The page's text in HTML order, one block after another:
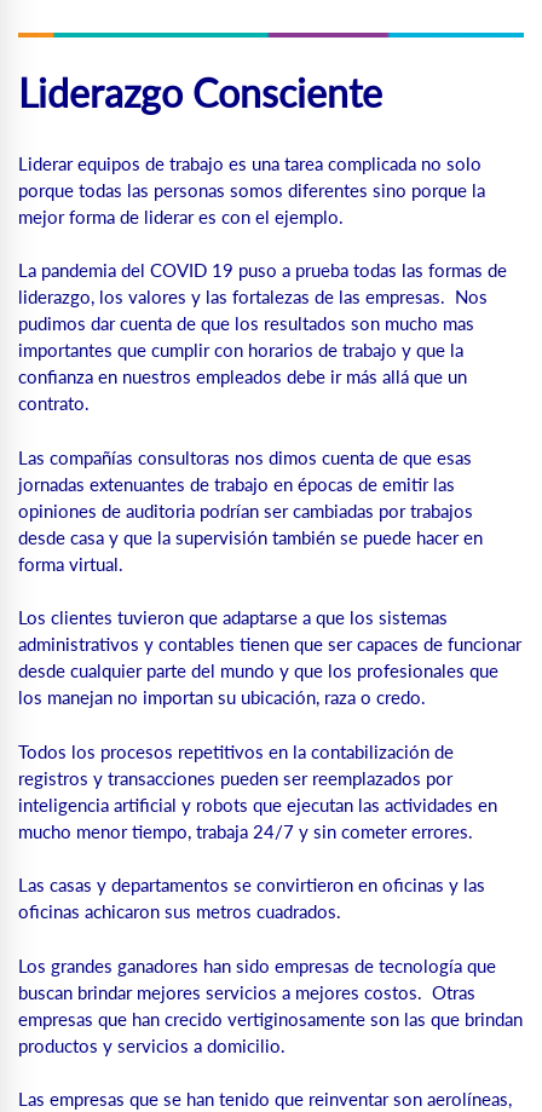
Liderazgo Consciente
Liderar equipos de trabajo es una tarea complicada no solo
porque todas las personas somos diferentes sino porque la
mejor forma de liderar es con el ejemplo.
La pandemia del COVID 19 puso a prueba todas las formas de
liderazgo, los valores y las fortalezas de las empresas. Nos
pudimos dar cuenta de que los resultados son mucho mas
importantes que cumplir con horarios de trabajo y que la
confianza en nuestros empleados debe ir más allá que un
contrato.
Las compañías consultoras nos dimos cuenta de que esas
jornadas extenuantes de trabajo en épocas de emitir las
opiniones de auditoria podrían ser cambiadas por trabajos
desde casa y que la supervisión también se puede hacer en
forma virtual.
Los clientes tuvieron que adaptarse a que los sistemas
administrativos y contables tienen que ser capaces de funcionar
desde cualquier parte del mundo y que los profesionales que
los manejan no importan su ubicación, raza o credo.
Todos los procesos repetitivos en la contabilización de
registros y transacciones pueden ser reemplazados por
inteligencia artificial y robots que ejecutan las actividades en
mucho menor tiempo, trabaja 24/7 y sin cometer errores.
Las casas y departamentos se convirtieron en oficinas y las
oficinas achicaron sus metros cuadrados.
Los grandes ganadores han sido empresas de tecnología que
buscan brindar mejores servicios a mejores costos. Otras
empresas que han crecido vertiginosamente son las que brindan
productos y servicios a domicilio.
Las empresas que se han tenido que reinventar son aerolíneas,